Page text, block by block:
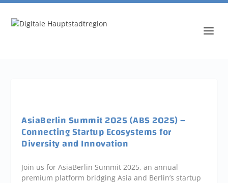
AsiaBerlin Summit 2025 (ABS 2025) –
Connecting Startup Ecosystems for
Diversity and Innovation
Join us for AsiaBerlin Summit 2025, an annual
premium platform bridging Asia and Berlin’s startup